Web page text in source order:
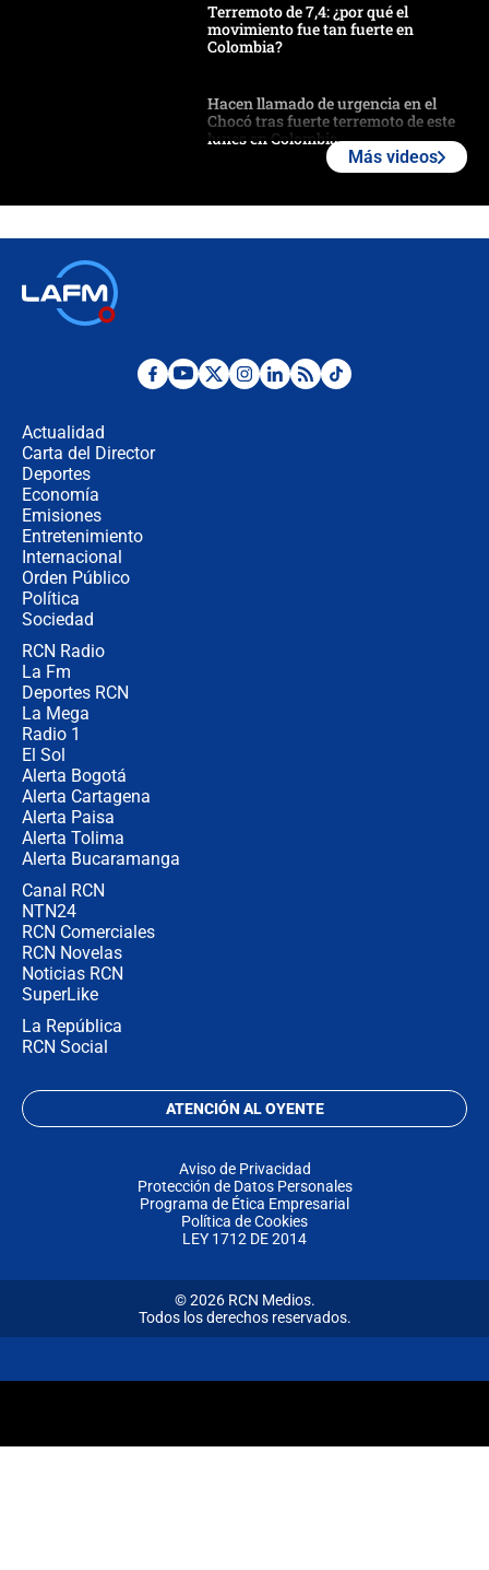
Terremoto de 7,4: ¿por qué el
movimiento fue tan fuerte en
Colombia?
Hacen llamado de urgencia en el
Chocó tras fuerte terremoto de este
lunes en Colombia
Fuerte temblor en Colombia hoy:
Más videos
Actualidad
Carta del Director
Deportes
Economía
Emisiones
Entretenimiento
Internacional
Orden Público
Política
Sociedad
RCN Radio
La Fm
Deportes RCN
La Mega
Radio 1
El Sol
Alerta Bogotá
Alerta Cartagena
Alerta Paisa
Alerta Tolima
Alerta Bucaramanga
Canal RCN
NTN24
RCN Comerciales
RCN Novelas
Noticias RCN
SuperLike
La República
RCN Social
ATENCIÓN AL OYENTE
Aviso de Privacidad
Protección de Datos Personales
Programa de Ética Empresarial
Política de Cookies
LEY 1712 DE 2014
© 2026 RCN Medios.
Todos los derechos reservados.